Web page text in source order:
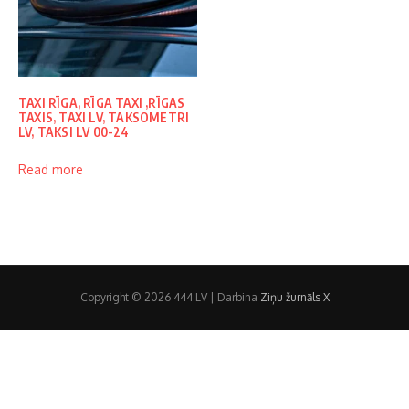
TAXI RĪGA, RĪGA TAXI ,RĪGAS
TAXIS, TAXI LV, TAKSOMETRI
LV, TAKSI LV 00-24
Read more
Copyright © 2026 444.LV | Darbina Ziņu žurnāls X